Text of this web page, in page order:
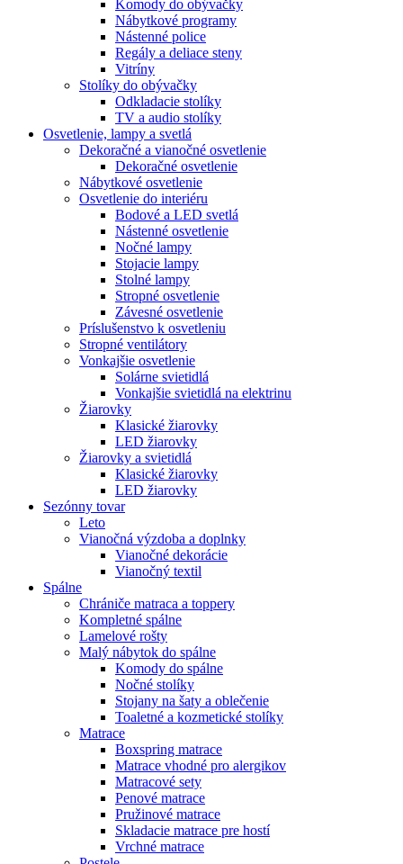
Komody do obývačky
Nábytkové programy
Nástenné police
Regály a deliace steny
Vitríny
Stolíky do obývačky
Odkladacie stolíky
TV a audio stolíky
Osvetlenie, lampy a svetlá
Dekoračné a vianočné osvetlenie
Dekoračné osvetlenie
Nábytkové osvetlenie
Osvetlenie do interiéru
Bodové a LED svetlá
Nástenné osvetlenie
Nočné lampy
Stojacie lampy
Stolné lampy
Stropné osvetlenie
Závesné osvetlenie
Príslušenstvo k osvetleniu
Stropné ventilátory
Vonkajšie osvetlenie
Solárne svietidlá
Vonkajšie svietidlá na elektrinu
Žiarovky
Klasické žiarovky
LED žiarovky
Žiarovky a svietidlá
Klasické žiarovky
LED žiarovky
Sezónny tovar
Leto
Vianočná výzdoba a doplnky
Vianočné dekorácie
Vianočný textil
Spálne
Chrániče matraca a toppery
Kompletné spálne
Lamelové rošty
Malý nábytok do spálne
Komody do spálne
Nočné stolíky
Stojany na šaty a oblečenie
Toaletné a kozmetické stolíky
Matrace
Boxspring matrace
Matrace vhodné pro alergikov
Matracové sety
Penové matrace
Pružinové matrace
Skladacie matrace pre hostí
Vrchné matrace